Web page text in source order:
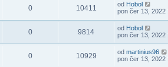
0 10411 od Hobol
pon čer 13, 2022
0 9814 od Hobol
pon čer 13, 2022
0 10929 od martinius96
pon čer 13, 2022